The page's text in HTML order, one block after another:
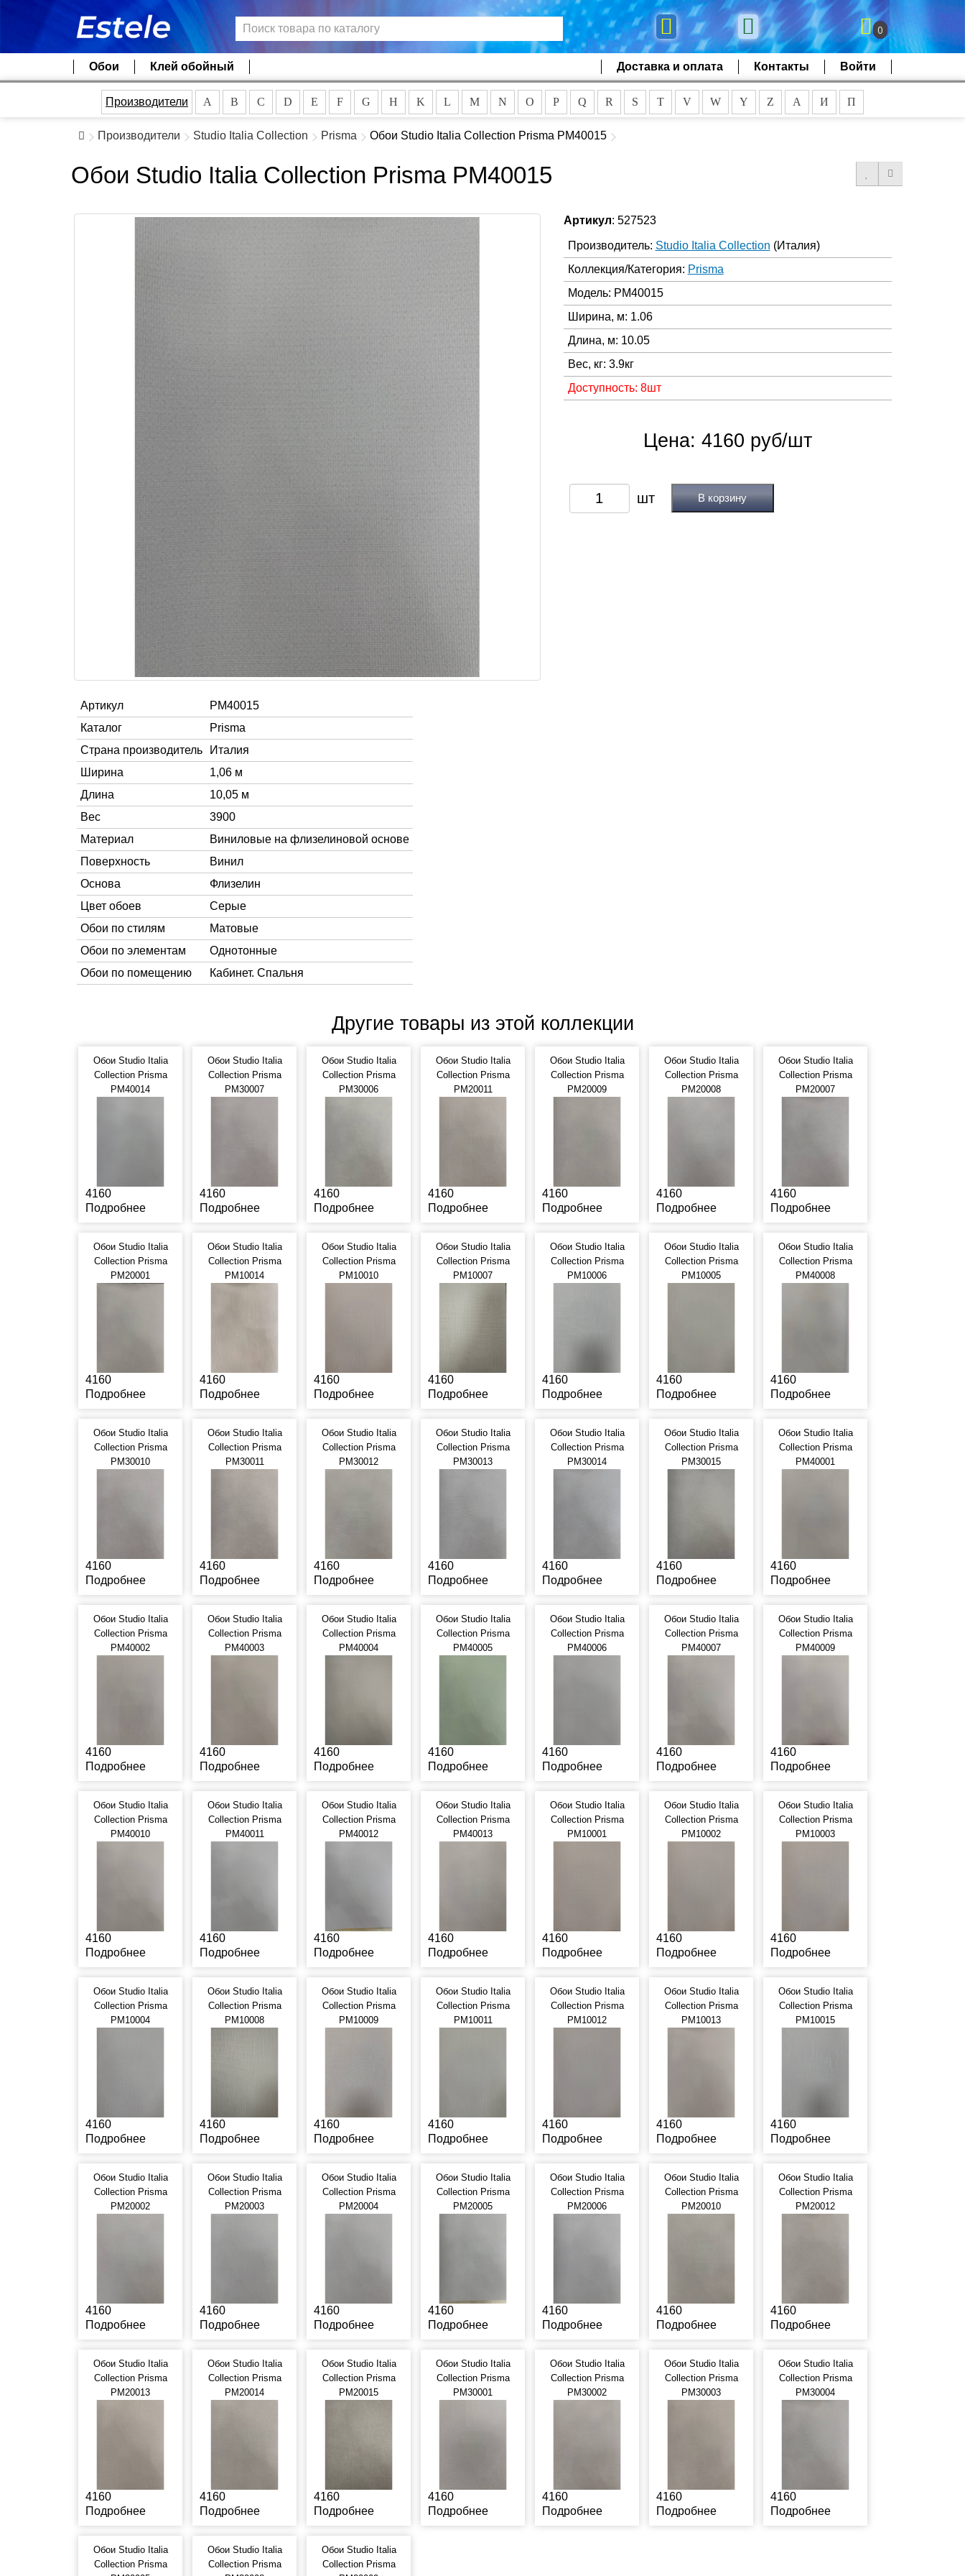
0
Обои Клей обойный Доставка и оплата Контакты Войти
Производители A B C D E F G H K L M N O P Q R S T V W Y Z А И П
Производители Studio Italia Collection Prisma Обои Studio Italia Collection Prisma PM40015
Обои Studio Italia Collection Prisma PM40015
Артикул: 527523
Производитель: Studio Italia Collection (Италия)
Коллекция/Категория: Prisma
Модель: PM40015
Ширина, м: 1.06
Длина, м: 10.05
Вес, кг: 3.9кг
Доступность: 8шт
Цена: 4160 руб/шт
В корзину
Артикул
PM40015
Каталог
Prisma
Страна производитель
Италия
Ширина
1,06 м
Длина
10,05 м
Вес
3900
Материал
Виниловые на флизелиновой основе
Поверхность
Винил
Основа
Флизелин
Цвет обоев
Серые
Обои по стилям
Матовые
Обои по элементам
Однотонные
Обои по помещению
Кабинет. Спальня
Другие товары из этой коллекции
Обои Studio Italia
Collection Prisma
PM40014
4160
Подробнее
Обои Studio Italia
Collection Prisma
PM30007
4160
Подробнее
Обои Studio Italia
Collection Prisma
PM30006
4160
Подробнее
Обои Studio Italia
Collection Prisma
PM20011
4160
Подробнее
Обои Studio Italia
Collection Prisma
PM20009
4160
Подробнее
Обои Studio Italia
Collection Prisma
PM20008
4160
Подробнее
Обои Studio Italia
Collection Prisma
PM20007
4160
Подробнее
Обои Studio Italia
Collection Prisma
PM20001
4160
Подробнее
Обои Studio Italia
Collection Prisma
PM10014
4160
Подробнее
Обои Studio Italia
Collection Prisma
PM10010
4160
Подробнее
Обои Studio Italia
Collection Prisma
PM10007
4160
Подробнее
Обои Studio Italia
Collection Prisma
PM10006
4160
Подробнее
Обои Studio Italia
Collection Prisma
PM10005
4160
Подробнее
Обои Studio Italia
Collection Prisma
PM40008
4160
Подробнее
Обои Studio Italia
Collection Prisma
PM30010
4160
Подробнее
Обои Studio Italia
Collection Prisma
PM30011
4160
Подробнее
Обои Studio Italia
Collection Prisma
PM30012
4160
Подробнее
Обои Studio Italia
Collection Prisma
PM30013
4160
Подробнее
Обои Studio Italia
Collection Prisma
PM30014
4160
Подробнее
Обои Studio Italia
Collection Prisma
PM30015
4160
Подробнее
Обои Studio Italia
Collection Prisma
PM40001
4160
Подробнее
Обои Studio Italia
Collection Prisma
PM40002
4160
Подробнее
Обои Studio Italia
Collection Prisma
PM40003
4160
Подробнее
Обои Studio Italia
Collection Prisma
PM40004
4160
Подробнее
Обои Studio Italia
Collection Prisma
PM40005
4160
Подробнее
Обои Studio Italia
Collection Prisma
PM40006
4160
Подробнее
Обои Studio Italia
Collection Prisma
PM40007
4160
Подробнее
Обои Studio Italia
Collection Prisma
PM40009
4160
Подробнее
Обои Studio Italia
Collection Prisma
PM40010
4160
Подробнее
Обои Studio Italia
Collection Prisma
PM40011
4160
Подробнее
Обои Studio Italia
Collection Prisma
PM40012
4160
Подробнее
Обои Studio Italia
Collection Prisma
PM40013
4160
Подробнее
Обои Studio Italia
Collection Prisma
PM10001
4160
Подробнее
Обои Studio Italia
Collection Prisma
PM10002
4160
Подробнее
Обои Studio Italia
Collection Prisma
PM10003
4160
Подробнее
Обои Studio Italia
Collection Prisma
PM10004
4160
Подробнее
Обои Studio Italia
Collection Prisma
PM10008
4160
Подробнее
Обои Studio Italia
Collection Prisma
PM10009
4160
Подробнее
Обои Studio Italia
Collection Prisma
PM10011
4160
Подробнее
Обои Studio Italia
Collection Prisma
PM10012
4160
Подробнее
Обои Studio Italia
Collection Prisma
PM10013
4160
Подробнее
Обои Studio Italia
Collection Prisma
PM10015
4160
Подробнее
Обои Studio Italia
Collection Prisma
PM20002
4160
Подробнее
Обои Studio Italia
Collection Prisma
PM20003
4160
Подробнее
Обои Studio Italia
Collection Prisma
PM20004
4160
Подробнее
Обои Studio Italia
Collection Prisma
PM20005
4160
Подробнее
Обои Studio Italia
Collection Prisma
PM20006
4160
Подробнее
Обои Studio Italia
Collection Prisma
PM20010
4160
Подробнее
Обои Studio Italia
Collection Prisma
PM20012
4160
Подробнее
Обои Studio Italia
Collection Prisma
PM20013
4160
Подробнее
Обои Studio Italia
Collection Prisma
PM20014
4160
Подробнее
Обои Studio Italia
Collection Prisma
PM20015
4160
Подробнее
Обои Studio Italia
Collection Prisma
PM30001
4160
Подробнее
Обои Studio Italia
Collection Prisma
PM30002
4160
Подробнее
Обои Studio Italia
Collection Prisma
PM30003
4160
Подробнее
Обои Studio Italia
Collection Prisma
PM30004
4160
Подробнее
Обои Studio Italia
Collection Prisma
Обои Studio Italia
Collection Prisma
Обои Studio Italia
Collection Prisma